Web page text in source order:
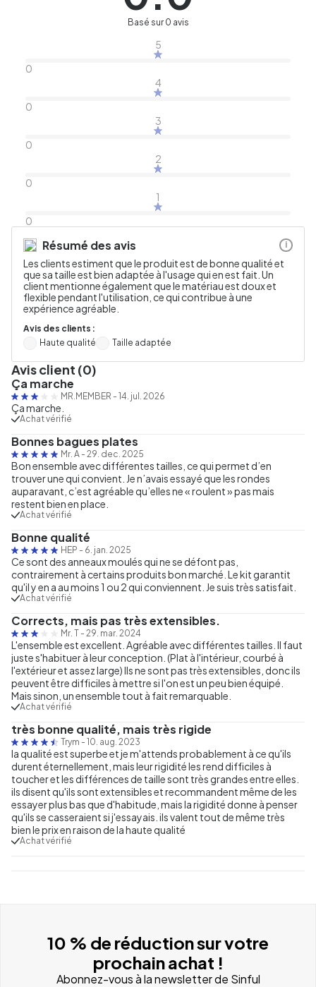
Basé sur 0 avis
5
0
4
0
3
0
2
0
1
0
Résumé des avis
Les clients estiment que le produit est de bonne qualité et
que sa taille est bien adaptée à l'usage qui en est fait. Un
client mentionne également que le matériau est doux et
flexible pendant l'utilisation, ce qui contribue à une
expérience agréable.
Avis des clients :
Haute qualité
Taille adaptée
i
Avis client (0)
Ça marche
MR.MEMBER - 14. jul. 2026
Ça marche.
Achat vérifié
Bonnes bagues plates
Mr. A - 29. dec. 2025
Bon ensemble avec différentes tailles, ce qui permet d’en
trouver une qui convient. Je n’avais essayé que les rondes
auparavant, c’est agréable qu’elles ne « roulent » pas mais
restent bien en place.
Achat vérifié
Bonne qualité
HEP - 6. jan. 2025
Ce sont des anneaux moulés qui ne se défont pas,
contrairement à certains produits bon marché. Le kit garantit
qu'il y en a au moins 1 ou 2 qui conviennent. Je suis très satisfait.
Achat vérifié
Corrects, mais pas très extensibles.
Mr. T - 29. mar. 2024
L'ensemble est excellent. Agréable avec différentes tailles. Il faut
juste s'habituer à leur conception. (Plat à l'intérieur, courbé à
l'extérieur et assez large) Ils ne sont pas très extensibles, donc ils
peuvent être difficiles à mettre si l'on est un peu bien équipé.
Mais sinon, un ensemble tout à fait remarquable.
Achat vérifié
très bonne qualité, mais très rigide
Trym - 10. aug. 2023
la qualité est superbe et je m'attends probablement à ce qu'ils
durent éternellement, mais leur rigidité les rend difficiles à
toucher et les différences de taille sont très grandes entre elles.
ils disent qu'ils sont extensibles et recommandent même de les
essayer plus bas que d'habitude, mais la rigidité donne à penser
qu'ils se casseraient si j'essayais. ils valent tout de même très
bien le prix en raison de la haute qualité
Achat vérifié
10 % de réduction sur votre
prochain achat !
Abonnez-vous à la newsletter de Sinful